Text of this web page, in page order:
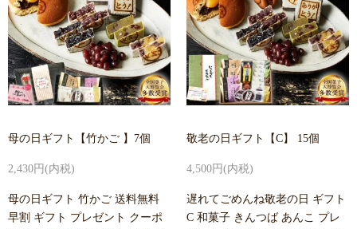
母の日ギフト【竹かご 】7個
2,430円(内税)
母の日ギフト 竹かご 送料無料
早割 ギフト プレゼント クーポ
敬老の日ギフト【C】 15個
4,500円(内税)
遅れてごめんね敬老の日 ギフト
C 和菓子 きんつば あんこ プレ